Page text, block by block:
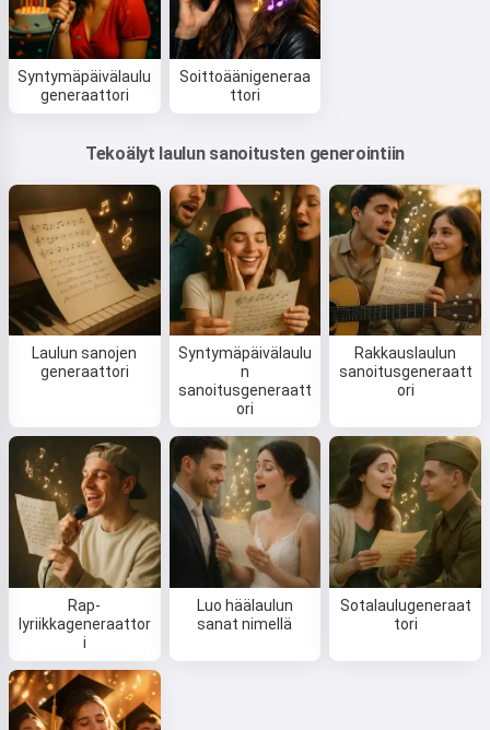
Syntymäpäivälaulu
generaattori
Soittoäänigeneraa
ttori
Tekoälyt laulun sanoitusten generointiin
Laulun sanojen
generaattori
Syntymäpäivälaulu
n
sanoitusgeneraatt
ori
Rakkauslaulun
sanoitusgeneraatt
ori
Rap-
lyriikkageneraattor
i
Luo häälaulun
sanat nimellä
Sotalaulugeneraat
tori